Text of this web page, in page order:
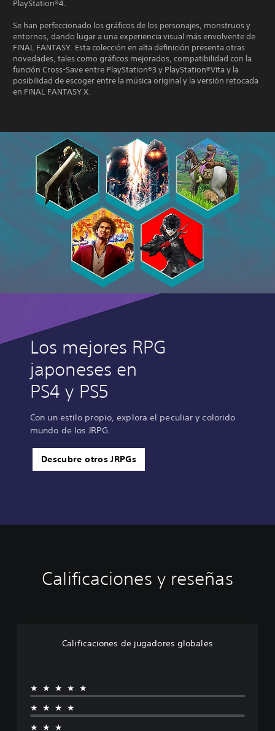
PlayStation®4.
Se han perfeccionado los gráficos de los personajes, monstruos y
entornos, dando lugar a una experiencia visual más envolvente de
FINAL FANTASY. Esta colección en alta definición presenta otras
novedades, tales como gráficos mejorados, compatibilidad con la
función Cross-Save entre PlayStation®3 y PlayStation®Vita y la
posibilidad de escoger entre la música original y la versión retocada
en FINAL FANTASY X.
Los mejores RPG
japoneses en
PS4 y PS5
Con un estilo propio, explora el peculiar y colorido
mundo de los JRPG.
Descubre otros JRPGs
Calificaciones y reseñas
Calificaciones de jugadores globales
★★★★★
★★★★
★★★